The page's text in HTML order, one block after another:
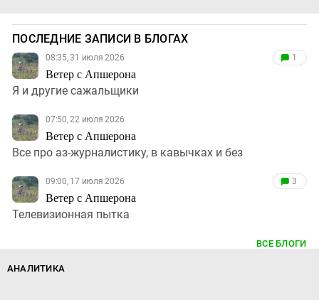
ПОСЛЕДНИЕ ЗАПИСИ В БЛОГАХ
08:35, 31 июля 2026
Ветер с Апшерона
1
Я и другие сажальщики
07:50, 22 июля 2026
Ветер с Апшерона
Все про аз-журналистику, в кавычках и без
09:00, 17 июля 2026
Ветер с Апшерона
3
Телевизионная пытка
ВСЕ БЛОГИ
АНАЛИТИКА